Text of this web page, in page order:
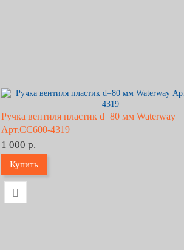
Ручка вентиля пластик d=80 мм Waterway
Арт.CC600-4319
1 000 р.
Купить